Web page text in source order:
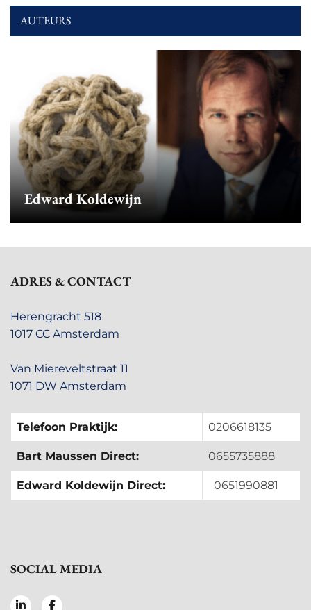
AUTEURS
Edward Koldewijn
ADRES & CONTACT
Herengracht 518
1017 CC Amsterdam
Van Miereveltstraat 11
1071 DW Amsterdam
Telefoon Praktijk: 0206618135
Bart Maussen Direct: 0655735888
Edward Koldewijn Direct: 0651990881
SOCIAL MEDIA